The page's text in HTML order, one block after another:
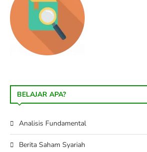
BELAJAR APA?
Analisis Fundamental
Berita Saham Syariah